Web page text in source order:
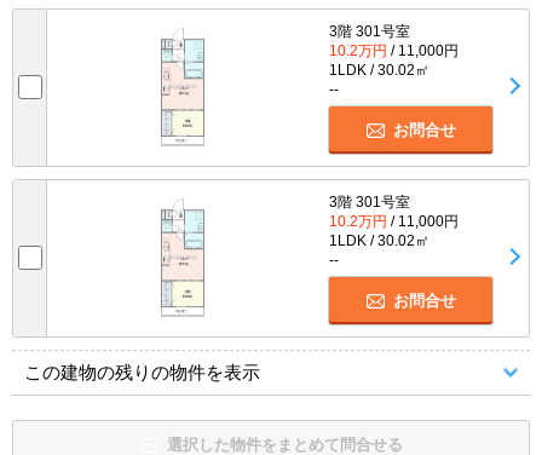
3階 301号室
10.2万円 / 11,000円
1LDK / 30.02㎡
--
お問合せ
3階 301号室
10.2万円 / 11,000円
1LDK / 30.02㎡
--
お問合せ
この建物の残りの物件を表示
選択した物件をまとめて問合せる